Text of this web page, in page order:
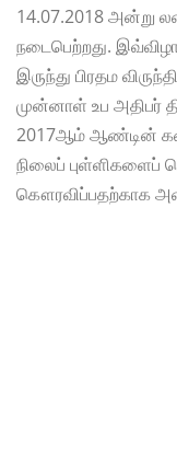
14.07.2018 அன்று
நடைபெற்றது.
இருந்து பிரதம
முன்னாள் உப அதிபர்
2017ஆம் ஆண்டின்
நிலைப் புள்ளிகளைப்
கௌரவிப்பதற்காக